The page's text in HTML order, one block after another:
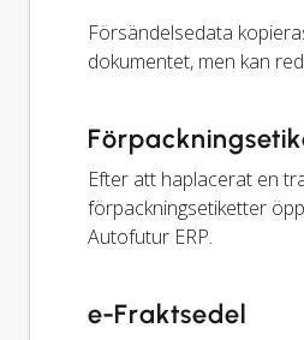
Försändelsedata
dokumentet, men kan
Efter att haplacerat en
förpackningsetiketter
Autofutur ERP.
e-Fraktsedel